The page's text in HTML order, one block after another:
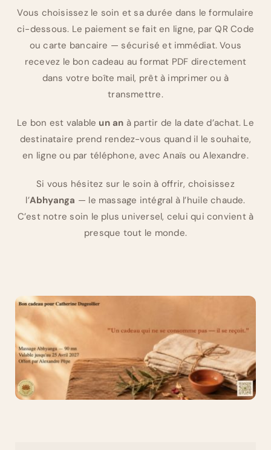
Vous choisissez le soin et sa durée dans le formulaire
ci-dessous. Le paiement se fait en ligne, par QR Code
ou carte bancaire — sécurisé et immédiat. Vous
recevez le bon cadeau au format PDF directement
dans votre boîte mail, prêt à imprimer ou à
transmettre.
Le bon est valable un an à partir de la date d’achat. Le
destinataire prend rendez-vous quand il le souhaite,
en ligne ou par téléphone, avec Anaïs ou Alexandre.
Si vous hésitez sur le soin à offrir, choisissez
l’Abhyanga — le massage intégral à l’huile chaude.
C’est notre soin le plus universel, celui qui convient à
presque tout le monde.